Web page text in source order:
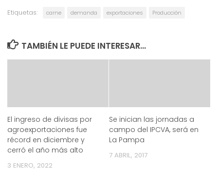
Etiquetas: carne demanda exportaciones Producción
TAMBIÉN LE PUEDE INTERESAR...
El ingreso de divisas por
agroexportaciones fue
récord en diciembre y
cerró el año más alto
3 ENERO, 2022
Se inician las jornadas a
campo del IPCVA, será en
La Pampa
7 ABRIL, 2017